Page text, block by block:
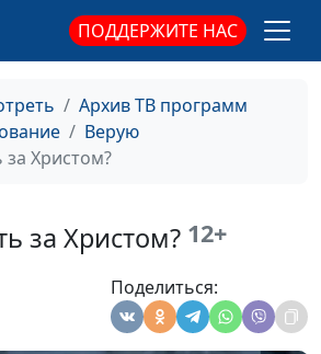
ПОДДЕРЖИТЕ НАС
Архив ТВ программ
Верую
за Христом?
за Христом? 12+
Поделиться:
священнослужитель
Александр Аппак,
#389
Александр Аппак,
священнослужитель
священнослужитель
священнослужитель